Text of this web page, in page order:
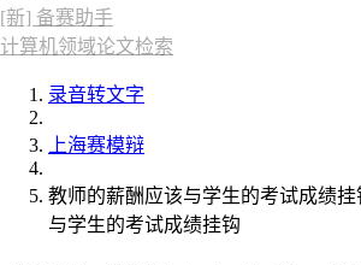
[新] 备赛助手
计算机领域论文检索
录音转文字
上海赛模辩
教师的薪酬应该与学生的考试成绩
与学生的考试成绩挂钩